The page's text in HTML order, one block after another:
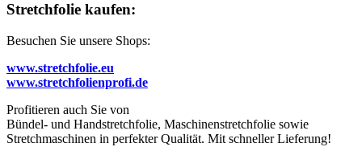
Stretchfolie kaufen:
Besuchen Sie unsere Shops:
www.stretchfolie.eu
www.stretchfolienprofi.de
Profitieren auch Sie von
Bündel- und Handstretchfolie, Maschinenstretchfolie sowie
Stretchmaschinen in perfekter Qualität. Mit schneller Lieferung!